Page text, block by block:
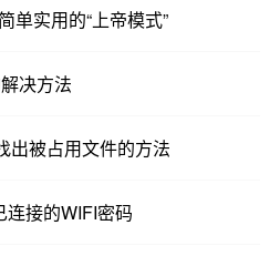
SATA Device Mode】此
。
找到【System
单实用的“上帝模式”
决方法
出被占用文件的方法
接的WIFI密码